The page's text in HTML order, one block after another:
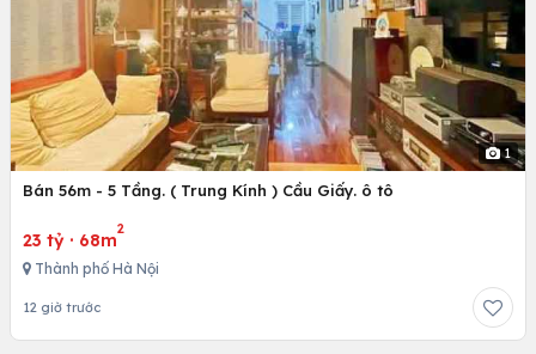
1
Bán 56m - 5 Tầng. ( Trung Kính ) Cầu Giấy. ô tô
23 tỷ · 68m
2
Thành phố Hà Nội
12 giờ trước